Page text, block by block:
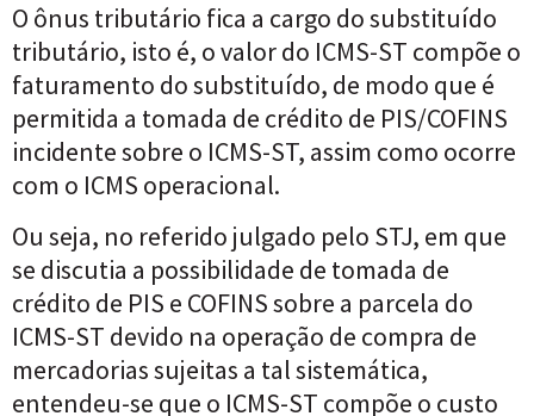
O ônus tributário fica a cargo do substituído
tributário, isto é, o valor do ICMS-ST compõe o
faturamento do substituído, de modo que é
permitida a tomada de crédito de PIS/COFINS
incidente sobre o ICMS-ST, assim como ocorre
com o ICMS operacional.
Ou seja, no referido julgado pelo STJ, em que
se discutia a possibilidade de tomada de
crédito de PIS e COFINS sobre a parcela do
ICMS-ST devido na operação de compra de
mercadorias sujeitas a tal sistemática,
entendeu-se que o ICMS-ST compõe o custo